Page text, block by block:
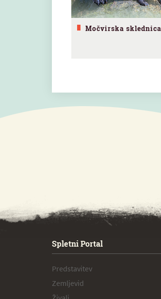
Močvirska sklednica
Spletni Portal
Predstavitev
Zemljevid